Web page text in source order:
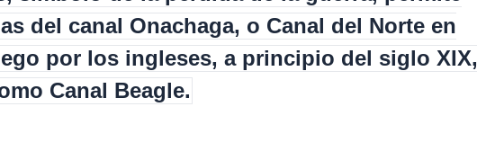
del canal Onachaga, o Canal del Norte en
por los ingleses, a principio del siglo XIX,
Canal Beagle.